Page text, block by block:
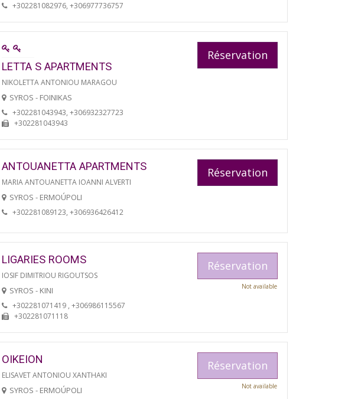
+302281082976, +306977736757
LETTA S APARTMENTS
NIKOLETTA ANTONIOU MARAGOU
SYROS - FOINIKAS
+302281043943, +306932327723
+302281043943
Réservation
ANTOUANETTA APARTMENTS
MARIA ANTOUANETTA IOANNI ALVERTI
SYROS - ERMOÚPOLI
+302281089123, +306936426412
Réservation
LIGARIES ROOMS
IOSIF DIMITRIOU RIGOUTSOS
SYROS - KINI
+302281071419 , +306986115567
+302281071118
Réservation
Not available
OIKEION
ELISAVET ANTONIOU XANTHAKI
SYROS - ERMOÚPOLI
Réservation
Not available